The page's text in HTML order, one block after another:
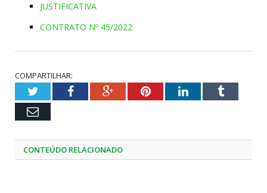
JUSTIFICATIVA
CONTRATO Nº 45/2022
COMPARTILHAR:
TwitterFacebookGoogle+PinterestLinkedInTumblr
Email
CONTEÚDO RELACIONADO